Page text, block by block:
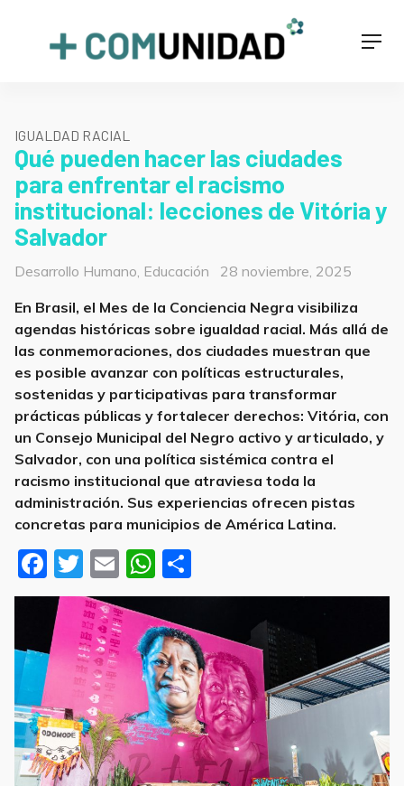
+COMUNIDAD
IGUALDAD RACIAL
Qué pueden hacer las ciudades
para enfrentar el racismo
institucional: lecciones de Vitória y
Salvador
Categorías
Desarrollo Humano, Educación
Posted
28 noviembre, 2025
En Brasil, el Mes de la Conciencia Negra visibiliza
agendas históricas sobre igualdad racial. Más allá de
las conmemoraciones, dos ciudades muestran que
es posible avanzar con políticas estructurales,
sostenidas y participativas para transformar
prácticas públicas y fortalecer derechos: Vitória, con
un Consejo Municipal del Negro activo y articulado, y
Salvador, con una política sistémica contra el
racismo institucional que atraviesa toda la
administración. Sus experiencias ofrecen pistas
concretas para municipios de América Latina.
F
a
c
e
b
o
o
k
T
w
it
te
r
E
m
ai
l
W
h
at
s
A
p
p
h
ar
e